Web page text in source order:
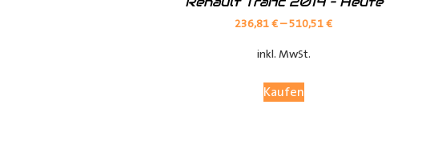
236,81€–510,51€
inkl. MwSt.
Kaufen